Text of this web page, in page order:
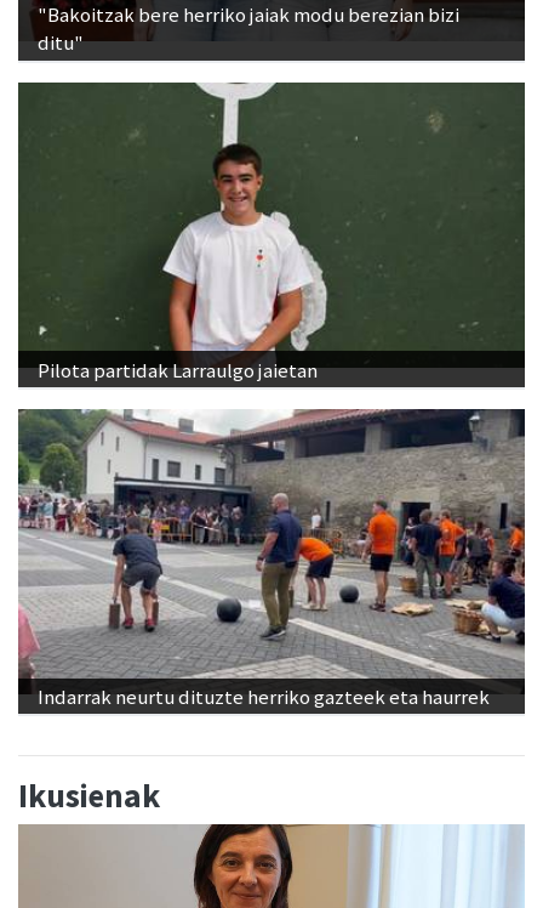
"Bakoitzak bere herriko jaiak modu berezian bizi
ditu"
Pilota partidak Larraulgo jaietan
Indarrak neurtu dituzte herriko gazteek eta haurrek
Ikusienak